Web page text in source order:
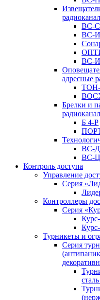
ВС-
ВС-
ВС-
адресные
ТОН-
Брелки и
Б 4-Р
ВС-
ВС-
Контроль доступа
Управление
Серия
Контроллеры
Серия
Турникеты и
Серия